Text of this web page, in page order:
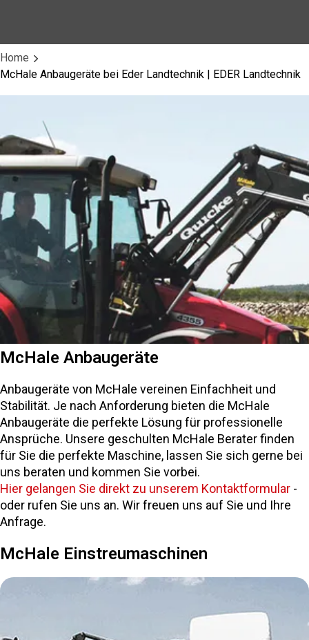
Home
McHale Anbaugeräte bei Eder Landtechnik | EDER Landtechnik
McHale Anbaugeräte
Anbaugeräte von McHale vereinen Einfachheit und
Stabilität. Je nach Anforderung bieten die McHale
Anbaugeräte die perfekte Lösung für professionelle
Ansprüche. Unsere geschulten McHale Berater finden
für Sie die perfekte Maschine, lassen Sie sich gerne bei
uns beraten und kommen Sie vorbei.
Hier gelangen Sie direkt zu unserem Kontaktformular -
oder rufen Sie uns an. Wir freuen uns auf Sie und Ihre
Anfrage.
McHale Einstreumaschinen